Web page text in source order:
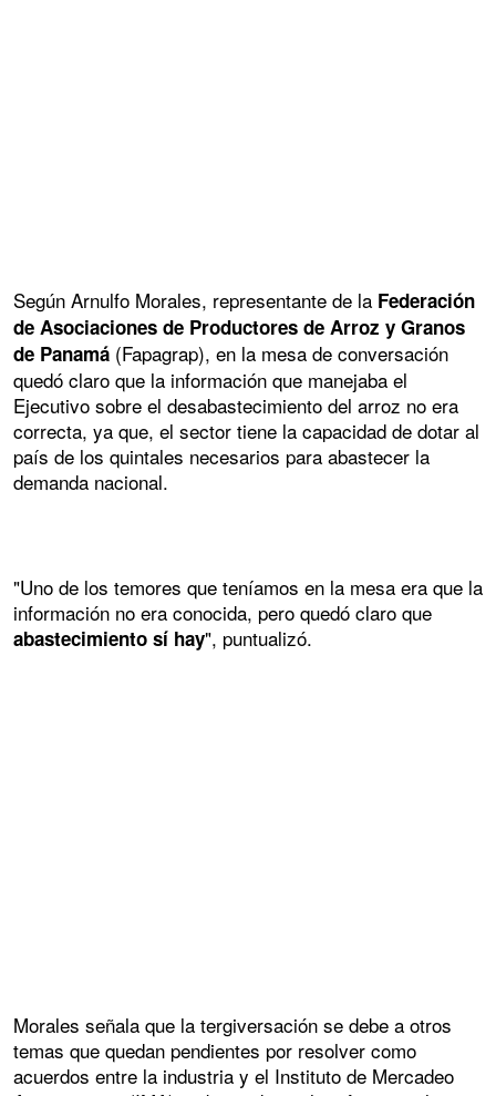
Según Arnulfo Morales, representante de la Federación
de Asociaciones de Productores de Arroz y Granos
de Panamá (Fapagrap), en la mesa de conversación
quedó claro que la información que manejaba el
Ejecutivo sobre el desabastecimiento del arroz no era
correcta, ya que, el sector tiene la capacidad de dotar al
país de los quintales necesarios para abastecer la
demanda nacional.
"Uno de los temores que teníamos en la mesa era que la
información no era conocida, pero quedó claro que
abastecimiento sí hay", puntualizó.
Morales señala que la tergiversación se debe a otros
temas que quedan pendientes por resolver como
acuerdos entre la industria y el Instituto de Mercadeo